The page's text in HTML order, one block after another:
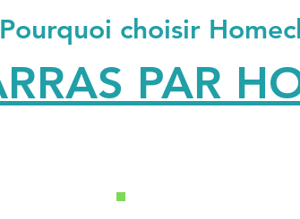
Pourquoi choisir
PAR